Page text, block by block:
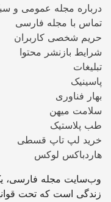
درباره مجله عمومی و
تماس با مجله فارسی
حریم شخصی کاربران
شرایط بازنشر محتوا
تبلیغات
پاسینیک
بهار فناوری
سلامت میهن
طب پلاستیک
خرید لپ تاپ قسطی
هاردباکس لوکس
وب‌سایت مجله فارسی،
زندگی است که تحت